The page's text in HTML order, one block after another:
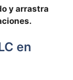
y arrastra
en